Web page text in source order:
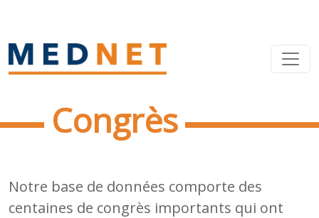
Congrès
Notre base de données comporte des
centaines de congrès importants qui ont